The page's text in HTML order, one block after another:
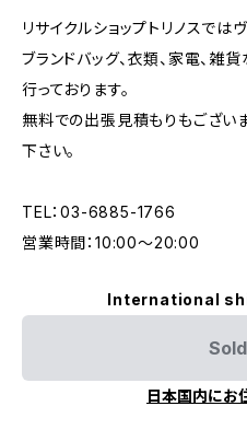
リサイクルショップトリノスでは
ブランドバッグ、衣類、家電、雑
行っております。
無料での出張見積もりもござい
下さい。
TEL：03-6885-1766
営業時間：10:00〜20:00
International
日本国内にお